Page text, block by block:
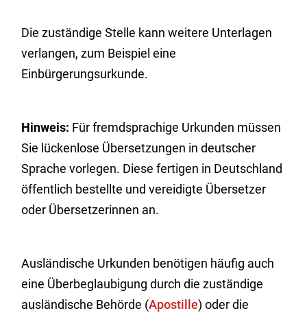
Die zuständige Stelle kann weitere Unterlagen
verlangen, zum Beispiel eine
Einbürgerungsurkunde.
Hinweis: Für fremdsprachige Urkunden müssen
Sie lückenlose Übersetzungen in deutscher
Sprache vorlegen. Diese fertigen in Deutschland
öffentlich bestellte und vereidigte Übersetzer
oder Übersetzerinnen an.
Ausländische Urkunden benötigen häufig auch
eine Überbeglaubigung durch die zuständige
ausländische Behörde (Apostille) oder die